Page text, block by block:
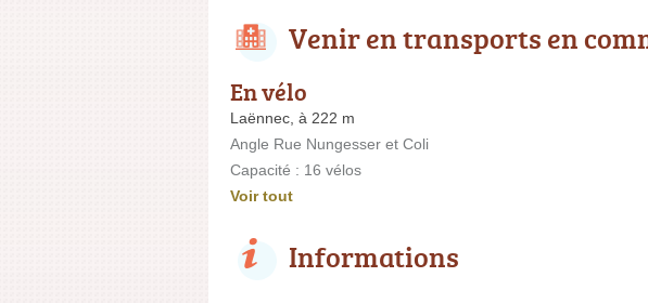
Venir en transports en
En vélo
Laënnec, à 222 m
Angle Rue Nungesser et Coli
Capacité : 16 vélos
Voir tout
Informations